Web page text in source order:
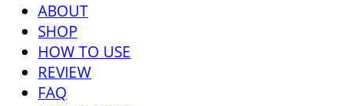
ABOUT
SHOP
HOW TO USE
REVIEW
FAQ